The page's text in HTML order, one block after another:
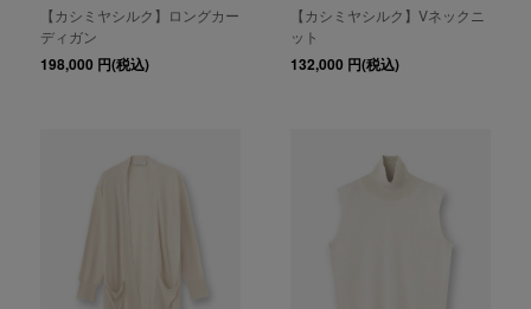
【カシミヤシルク】ロングカー
ディガン
198,000 円(税込)
【カシミヤシルク】Vネックニ
ット
132,000 円(税込)